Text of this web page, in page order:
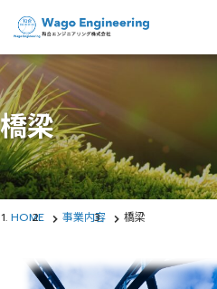
橋梁
HOME 事業内容 橋梁